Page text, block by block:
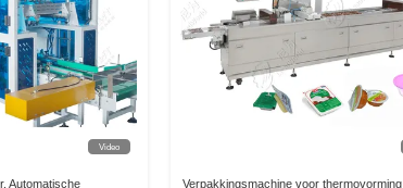
Video
Automatische
Verpakkingsmachine voor thermovorming